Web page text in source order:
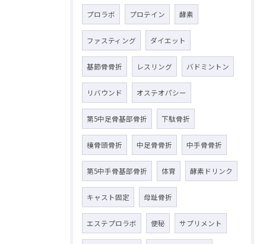
プロラボ プロテイン 酵素
ファスティング ダイエット
基節骨骨折 レスリング バドミントン
リバウンド オステオパシー
第5中足骨基部骨折 下駄骨折
橈骨頭骨折 中足骨骨折 中手骨骨折
第5中手骨基部骨折 体育 酵素ドリンク
キャスト固定 母趾骨折
エステプロラボ 便秘 サプリメント